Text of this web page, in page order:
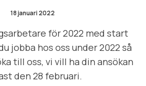
18 januari 2022
för 2022 med start
jobba hos oss under 2022 så
till oss, vi vill ha din ansökan
den 28 februari.